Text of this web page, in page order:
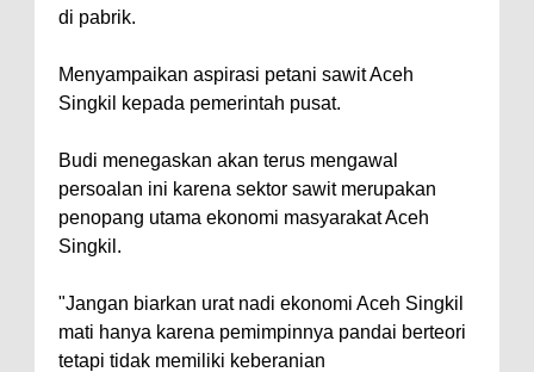
di pabrik.
Menyampaikan aspirasi petani sawit Aceh
Singkil kepada pemerintah pusat.
Budi menegaskan akan terus mengawal
persoalan ini karena sektor sawit merupakan
penopang utama ekonomi masyarakat Aceh
Singkil.
"Jangan biarkan urat nadi ekonomi Aceh Singkil
mati hanya karena pemimpinnya pandai berteori
tetapi tidak memiliki keberanian